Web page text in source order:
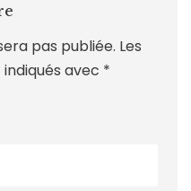
pas publiée. Les
avec *